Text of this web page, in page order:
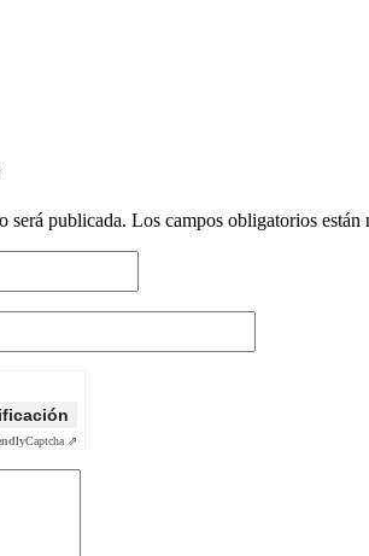
será publicada. Los campos obligatorios están
Captcha ⇗